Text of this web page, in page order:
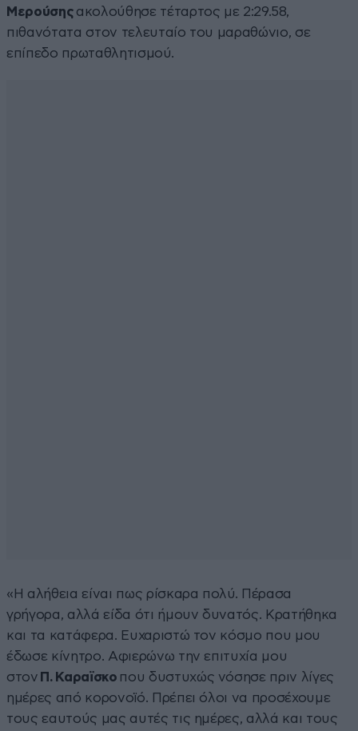
Μερούσης ακολούθησε τέταρτος με 2:29.58,
πιθανότατα στον τελευταίο του μαραθώνιο, σε
επίπεδο πρωταθλητισμού.
«Η αλήθεια είναι πως ρίσκαρα πολύ. Πέρασα
γρήγορα, αλλά είδα ότι ήμουν δυνατός. Κρατήθηκα
και τα κατάφερα. Ευχαριστώ τον κόσμο που μου
έδωσε κίνητρο. Αφιερώνω την επιτυχία μου
στον Π. Καραϊσκο που δυστυχώς νόσησε πριν λίγες
ημέρες από κορονοϊό. Πρέπει όλοι να προσέχουμε
τους εαυτούς μας αυτές τις ημέρες, αλλά και τους